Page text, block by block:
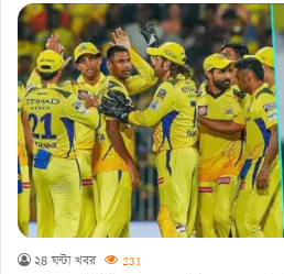
২৪ ঘন্টা খবর 231